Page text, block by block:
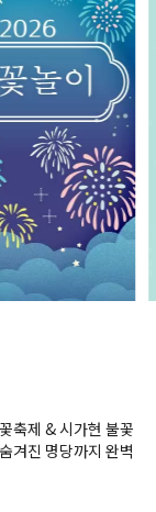
축제 & 시가현 불꽃
겨진 명당까지 완벽